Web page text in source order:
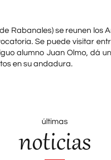
Rabanales) se reunen los
Se puede visitar
alumno Juan Olmo, dá
en su andadura.
últimas
noticias